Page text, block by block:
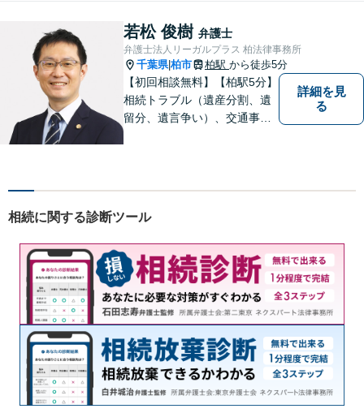
います【交通事故の相談実績
3,000件以上】被害者側の救済
に特化しトラブルを解決！
若松 俊樹 弁護士
弁護士法人リーガルプラス 柏法律事務所
千葉県|柏市 柏駅 から徒歩5分
【初回相談無料】【柏駅5分】
相続トラブル（遺産分割、遺
留分、遺言争い）、交通事故
詳細を見
る
相続に関する診断ツール